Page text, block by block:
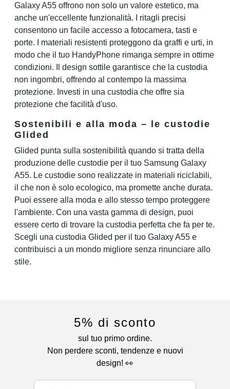
Galaxy A55 offrono non solo un valore estetico, ma
anche un'eccellente funzionalità. I ritagli precisi
consentono un facile accesso a fotocamera, tasti e
porte. I materiali resistenti proteggono da graffi e urti, in
modo che il tuo HandyPhone rimanga sempre in ottime
condizioni. Il design sottile garantisce che la custodia
non ingombri, offrendo al contempo la massima
protezione. Investi in una custodia che offre sia
protezione che facilità d'uso.
Sostenibili e alla moda – le custodie
Glided
Glided punta sulla sostenibilità quando si tratta della
produzione delle custodie per il tuo Samsung Galaxy
A55. Le custodie sono realizzate in materiali riciclabili,
il che non è solo ecologico, ma promette anche durata.
Puoi essere alla moda e allo stesso tempo proteggere
l'ambiente. Con una vasta gamma di design, puoi
essere certo di trovare la custodia perfetta che fa per te.
Scegli una custodia Glided per il tuo Galaxy A55 e
contribuisci a un mondo migliore senza rinunciare allo
stile.
5% di sconto
sul tuo primo ordine.
Non perdere sconti, tendenze e nuovi
design! 👀